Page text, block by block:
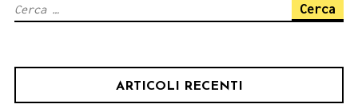
Ricerca
ARTICOLI RECENTI